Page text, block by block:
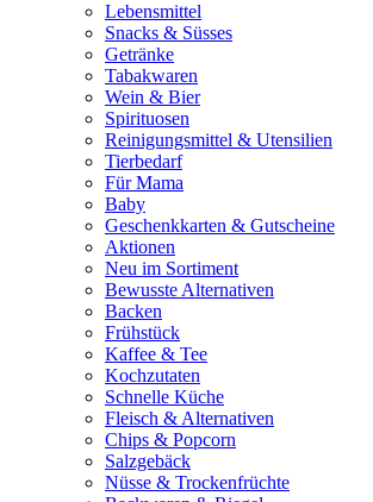
Lebensmittel
Snacks & Süsses
Getränke
Tabakwaren
Wein & Bier
Spirituosen
Reinigungsmittel & Utensilien
Tierbedarf
Für Mama
Baby
Geschenkkarten & Gutscheine
Aktionen
Neu im Sortiment
Bewusste Alternativen
Backen
Frühstück
Kaffee & Tee
Kochzutaten
Schnelle Küche
Fleisch & Alternativen
Chips & Popcorn
Salzgebäck
Nüsse & Trockenfrüchte